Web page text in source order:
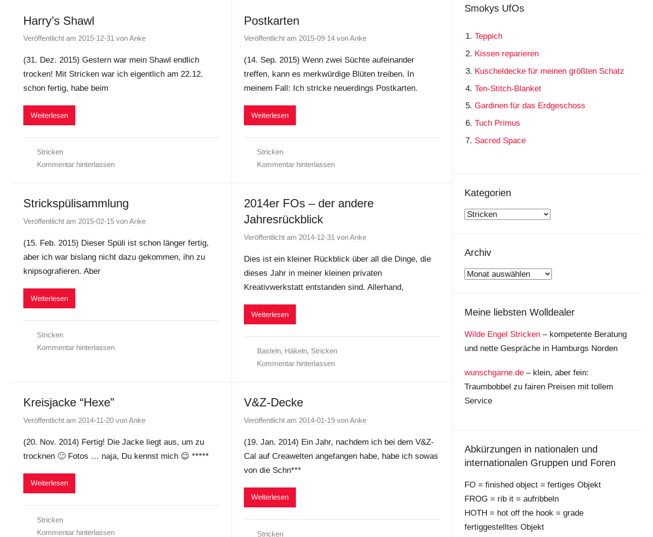
Harry’s Shawl
Veröffentlicht am 2015-12-31 vonAnke
(31. Dez. 2015) Gestern war mein Shawl endlich
trocken! Mit Stricken war ich eigentlich am 22.12.
schon fertig, habe beim
Weiterlesen
Stricken
Kommentar hinterlassen
Postkarten
Veröffentlicht am 2015-09-14vonAnke
(14. Sep. 2015) Wenn zwei Süchte aufeinander
treffen, kann es merkwürdige Blüten treiben. In
meinem Fall: Ich stricke neuerdings Postkarten.
Weiterlesen
Stricken
Kommentar hinterlassen
Strickspülisammlung
Veröffentlicht am 2015-02-15 vonAnke
(15. Feb. 2015) Dieser Spüli ist schon länger fertig,
aber ich war bislang nicht dazu gekommen, ihn zu
knipsografieren. Aber
Weiterlesen
Stricken
Kommentar hinterlassen
2014er FOs – der andere
Jahresrückblick
Veröffentlicht am 2014-12-31 vonAnke
Dies ist ein kleiner Rückblick über all die Dinge, die
dieses Jahr in meiner kleinen privaten
Kreativwerkstatt entstanden sind. Allerhand,
Weiterlesen
Basteln, Häkeln, Stricken
Kommentar hinterlassen
Kreisjacke “Hexe”
Veröffentlicht am 2014-11-20 vonAnke
(20. Nov. 2014) Fertig! Die Jacke liegt aus, um zu
trocknen 🙂 Fotos … naja, Du kennst mich 😉 *****
Weiterlesen
Stricken
Kommentar hinterlassen
V&Z-Decke
Veröffentlicht am 2014-01-19vonAnke
(19. Jan. 2014) Ein Jahr, nachdem ich bei dem V&Z-
Cal auf Creawelten angefangen habe, habe ich sowas
von die Schn***
Weiterlesen
Stricken
Smokys UfOs
Teppich
Kissen reparieren
Kuscheldecke für meinen größten Schatz
Ten-Stitch-Blanket
Gardinen für das Erdgeschoss
Tuch Primus
Sacred Space
Kategorien
Kategorien
Archiv
Archiv
Meine liebsten Wolldealer
Wilde Engel Stricken– kompetente Beratung
und nette Gespräche in Hamburgs Norden
wunschgarne.de– klein, aber fein:
Traumbobbel zu fairen Preisen mit tollem
Service
Abkürzungen in nationalen und
internationalen Gruppen und Foren
FO = finished object = fertiges Objekt
FROG = rib it = aufribbeln
HOTH = hot off the hook = grade
fertiggestelltes Objekt